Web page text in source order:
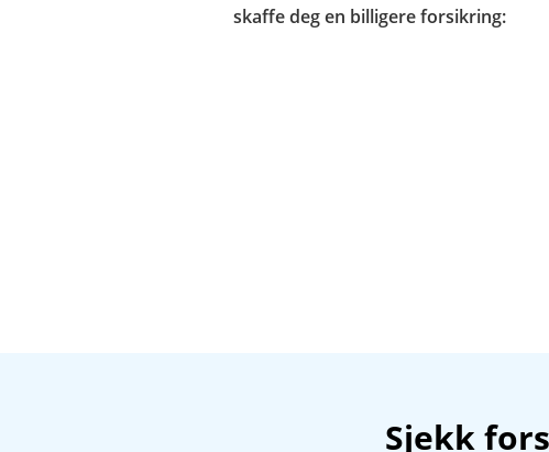
skaffe deg en billigere forsikring:
Sjekk